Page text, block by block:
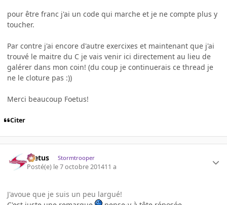
pour être franc j'ai un code qui marche et je ne compte plus y
toucher.
Par contre j'ai encore d'autre exercixes et maintenant que j'ai
trouvé le maitre du C je vais venir ici directement au lieu de
galérer dans mon coin! (du coup je continuerais ce thread je
ne le cloture pas :))
Merci beaucoup Foetus!
Citer
foetus Stormtrooper
Posté(e) le 7 octobre 201411 a
J'avoue que je suis un peu largué!